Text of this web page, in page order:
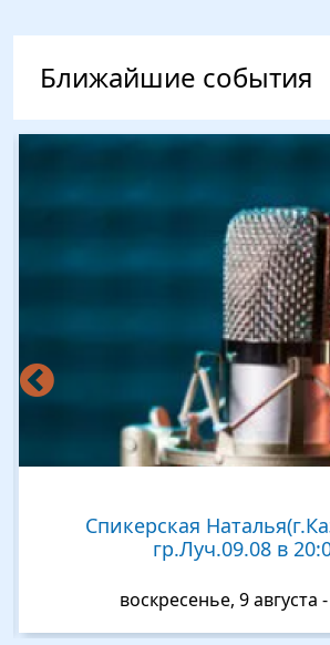
Ближайшие события
Изображение